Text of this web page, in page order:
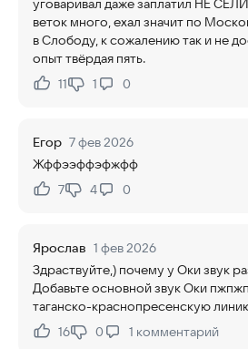
уговаривал даже заплатил НЕ
веток много, ехал значит по
в Слободу, к сожалению так и не
опыт твёрдая пять.
Нравится:
11Не нравится:
1 0
Егор 7 фев 2026
Жффээффэфжфф
Нравится:
7Не нравится:
4 0
Ярослав 1 фев 2026
Здраствуйте,) почему у Оки звук
Добавьте основной звук Оки
таганско-краснопресенскую
Нравится:
16Не нравится:
0 1 комментарий